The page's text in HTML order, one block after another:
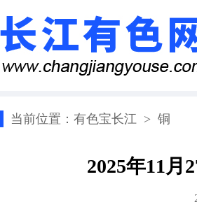
当前位置： 有色宝长江 > 铜
2025年11月